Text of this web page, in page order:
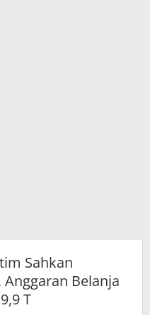
Sahkan
Anggaran Belanja
T